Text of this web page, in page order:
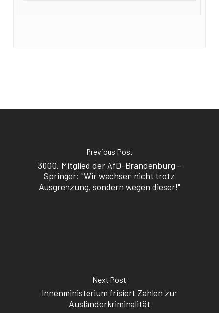
Previous Post
3000. Mitglied der AfD-Brandenburg –
Springer: "Wir wachsen nicht trotz
Ausgrenzung, sondern wegen dieser!"
Next Post
Innenministerium frisiert Zahlen zur
Ausländerkriminalität